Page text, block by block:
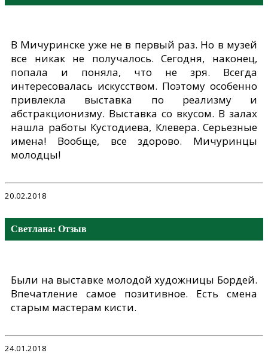
В Мичуринске уже не в первый раз. Но в музей
все никак не получалось. Сегодня, наконец,
попала и поняла, что не зря. Всегда
интересовалась искусством. Поэтому особенно
привлекла выставка по реализму и
абстракционизму. Выставка со вкусом. В залах
нашла работы Кустодиева, Клевера. Серьезные
имена! Вообще, все здорово. Мичуринцы
молодцы!
20.02.2018
Светлана: Отзыв
Были на выставке молодой художницы Бордей.
Впечатление самое позитивное. Есть смена
старым мастерам кисти.
24.01.2018